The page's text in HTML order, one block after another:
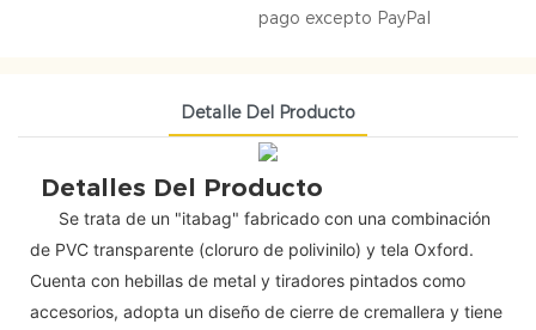
pago excepto PayPal
Detalle Del Producto
Detalles Del Producto
Se trata de un "itabag" fabricado con una combinación
de PVC transparente (cloruro de polivinilo) y tela Oxford.
Cuenta con hebillas de metal y tiradores pintados como
accesorios, adopta un diseño de cierre de cremallera y tiene